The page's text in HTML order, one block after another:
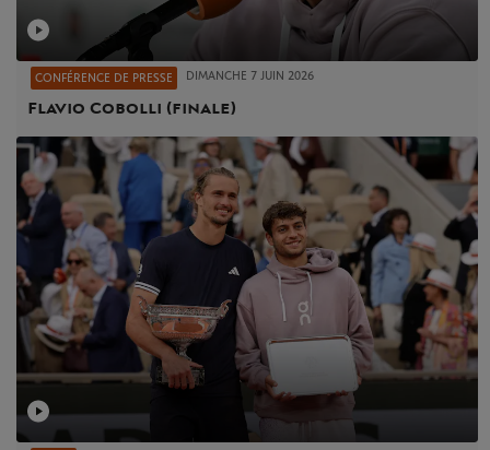
CONFÉRENCE DE PRESSE DIMANCHE 7 JUIN 2026
Flavio Cobolli (finale)